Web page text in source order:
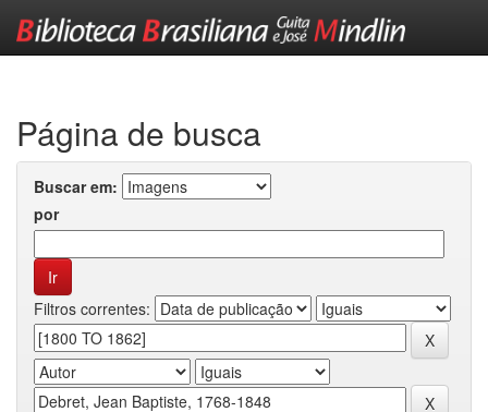
Página de busca
Buscar em:
por
Filtros correntes: